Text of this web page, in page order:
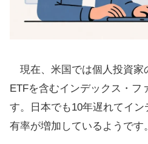
現在、米国では個人投資家
ETFを含むインデックス・フ
す。日本でも10年遅れてイ
有率が増加しているようです。